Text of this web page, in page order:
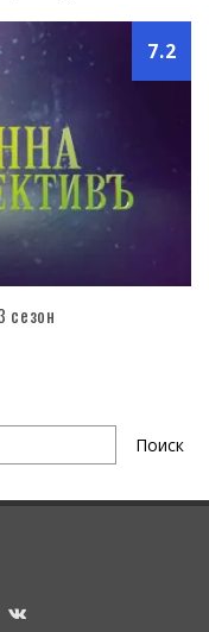
7.2
сезон
Поиск